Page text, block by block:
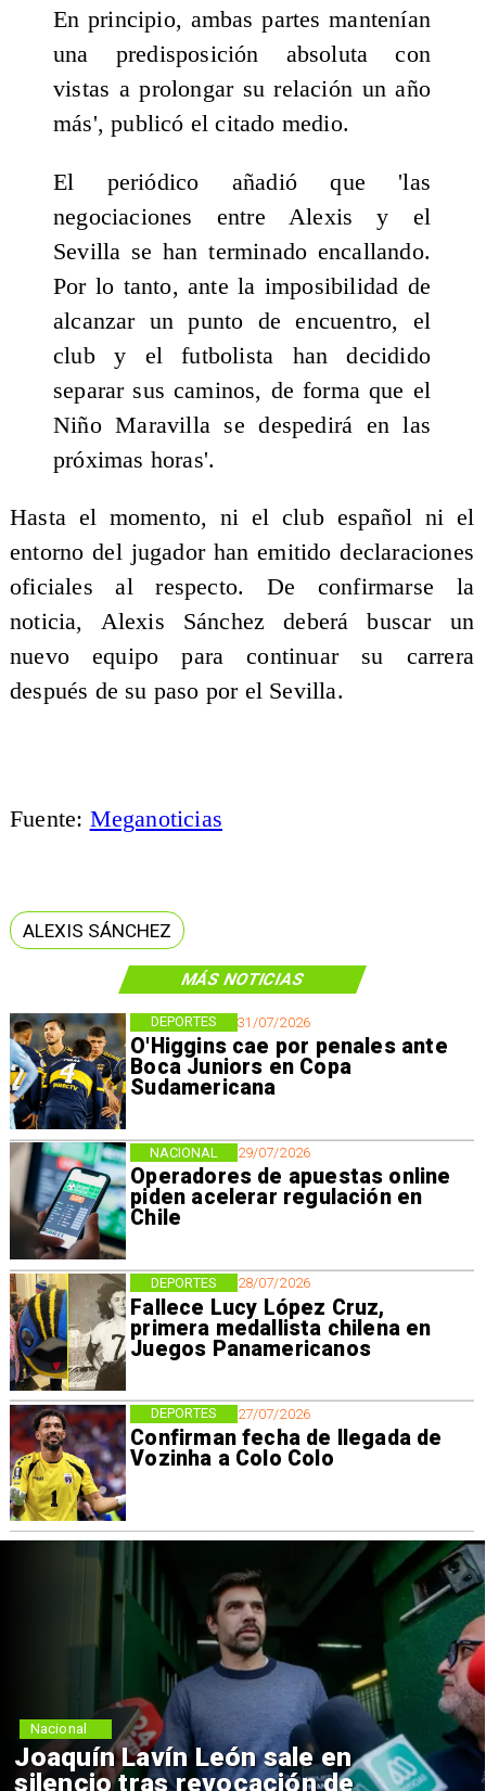
MÁS NOTICIAS
31/07/2026
O'Higgins cae por penales ante
Boca Juniors en Copa
Sudamericana
DEPORTES
29/07/2026
Operadores de apuestas online
piden acelerar regulación en
Chile
NACIONAL
28/07/2026
Fallece Lucy López Cruz,
primera medallista chilena en
Juegos Panamericanos
DEPORTES
27/07/2026
Confirman fecha de llegada de
Vozinha a Colo Colo
DEPORTES
En principio, ambas partes mantenían
una predisposición absoluta con
vistas a prolongar su relación un año
más', publicó el citado medio.
El periódico añadió que 'las
negociaciones entre Alexis y el
Sevilla se han terminado encallando.
Por lo tanto, ante la imposibilidad de
alcanzar un punto de encuentro, el
club y el futbolista han decidido
separar sus caminos, de forma que el
Niño Maravilla se despedirá en las
próximas horas'.
Hasta el momento, ni el club español ni el
entorno del jugador han emitido declaraciones
oficiales al respecto. De confirmarse la
noticia, Alexis Sánchez deberá buscar un
nuevo equipo para continuar su carrera
después de su paso por el Sevilla.
Fuente: Meganoticias
ALEXIS SÁNCHEZ
Joaquín Lavín León sale en
silencio tras revocación de
Nacional